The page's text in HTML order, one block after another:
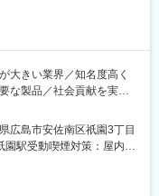
期間）
420～650万円）
560～700万円）
収700～800万円）
万円）
万円）
かを確認します。
から探す
ネスマナーやPCスキル
ていない方も安心してご
大きい業界／知名度高く
な製品／社会貢献を実感
テムや機器を導入する際
剤・注射支援システム、
パッケージの導入支援が
広島市安佐南区祇園3丁目
駅受動喫煙対策：屋内全